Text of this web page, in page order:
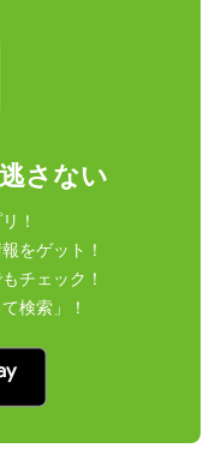
さない
！
をゲット！
チェック！
検索」！